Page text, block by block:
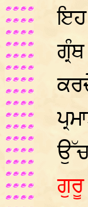
ਇਹ
ਗੁਰੂ